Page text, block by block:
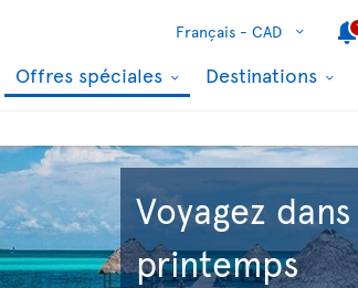
Français - CAD
Offres spéciales Destinations
Voyagez
printemps